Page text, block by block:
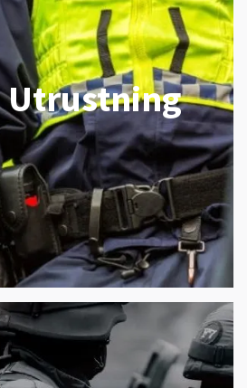
Utrustning